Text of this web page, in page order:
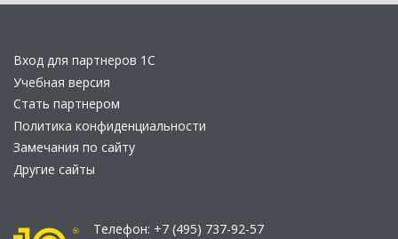
Вход для партнеров 1С
Учебная версия
Стать партнером
Политика конфиденциальности
Замечания по сайту
Другие сайты
Телефон: +7 (495) 737-92-57